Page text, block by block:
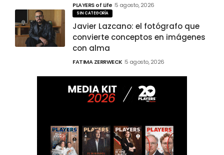
PLAYERS of Life 5 agosto, 2026
SIN CATEGORÍA
Javier Lazcano: el fotógrafo que
convierte conceptos en imágenes
con alma
FATIMA ZERRWECK 5 agosto, 2026